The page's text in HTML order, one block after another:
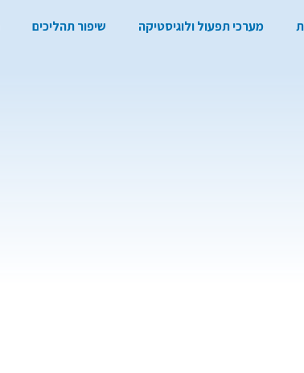
מערכי תפעול ולוגיסטיקה שיפור תהליכים